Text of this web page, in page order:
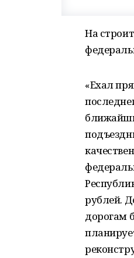
На
«Ехал
рублей.
дорогам